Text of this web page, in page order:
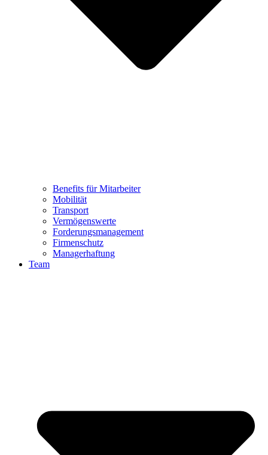
Benefits für Mitarbeiter
Mobilität
Transport
Vermögenswerte
Forderungsmanagement
Firmenschutz
Managerhaftung
Team